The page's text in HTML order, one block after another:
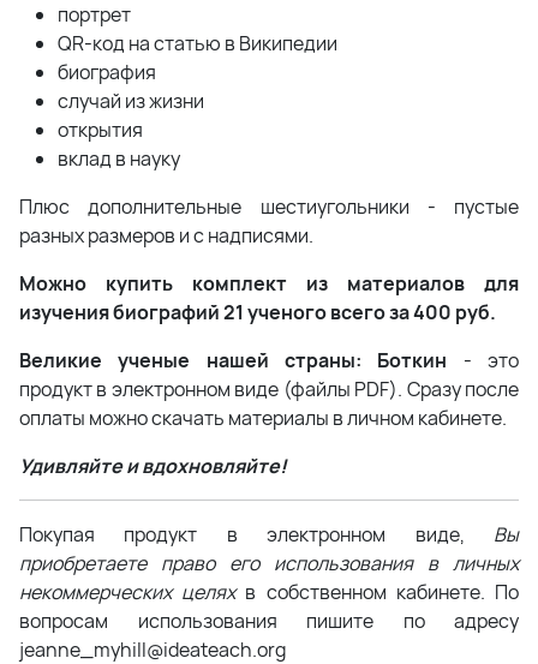
портрет
QR-код на статью в Википедии
биография
случай из жизни
открытия
вклад в науку
Плюс дополнительные шестиугольники - пустые
разных размеров и с надписями.
Можно купить комплект из материалов для
изучения биографий 21 ученого всего за 400 руб.
Великие ученые нашей страны: Боткин - это
продукт в электронном виде (файлы PDF). Сразу после
оплаты можно скачать материалы в личном кабинете.
Удивляйте и вдохновляйте!
Покупая продукт в электронном виде, Вы
приобретаете право его использования в личных
некоммерческих целяхв собственном кабинете. По
вопросам использования пишите по адресу
jeanne_myhill@ideateach.org